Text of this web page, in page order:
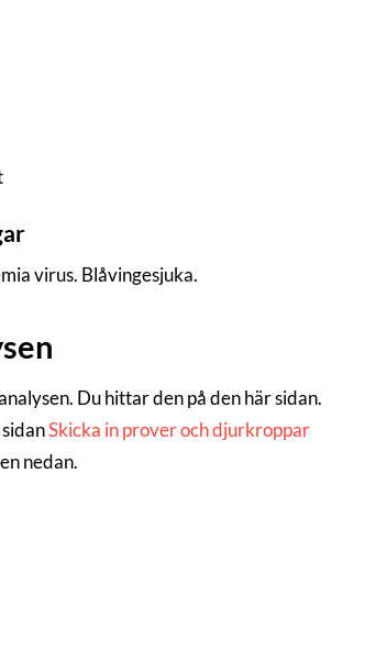
virus. Blåvingesjuka.
Du hittar den på den här sidan.
Skicka in prover och djurkroppar
nedan.